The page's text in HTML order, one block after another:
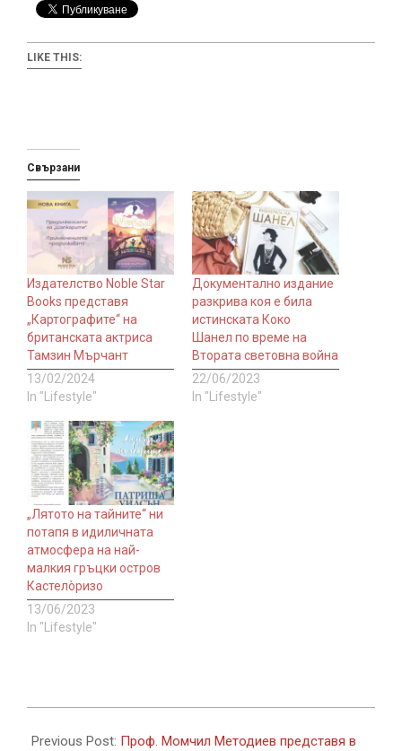
LIKE THIS:
Свързани
Издателство Noble Star
Books представя
„Картографите“ на
британската актриса
Тамзин Мърчант
13/02/2024
In "Lifestyle"
Документално издание
разкрива коя е била
истинската Коко
Шанел по време на
Втората световна война
22/06/2023
In "Lifestyle"
„Лятото на тайните“ ни
потапя в идиличната
атмосфера на най-
малкия гръцки остров
Кастелòризо
13/06/2023
In "Lifestyle"
06-
Previous Post: Проф. Момчил Методиев представя в